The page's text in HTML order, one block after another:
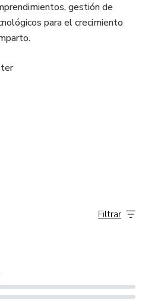
gestión de
para el crecimiento
para ser un full stack
su potencial creando
Filtrar